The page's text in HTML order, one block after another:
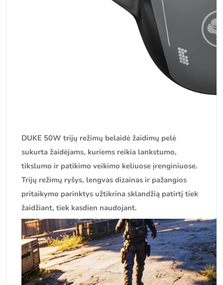
DUKE 50W trijų režimų belaidė žaidimų pelė
sukurta žaidėjams, kuriems reikia lankstumo,
tikslumo ir patikimo veikimo keliuose įrenginiuose.
Trijų režimų ryšys, lengvas dizainas ir pažangios
pritaikymo parinktys užtikrina sklandžią patirtį tiek
žaidžiant, tiek kasdien naudojant.